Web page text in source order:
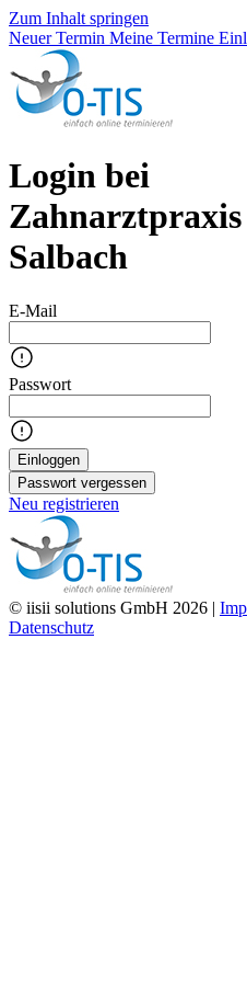
Zum Inhalt springen
Neuer Termin Meine Termine
Login bei
Zahnarztpraxis
Salbach
E-Mail
Passwort
Einloggen
Passwort vergessen
Neu registrieren
© iisii solutions GmbH 2026 |
Datenschutz